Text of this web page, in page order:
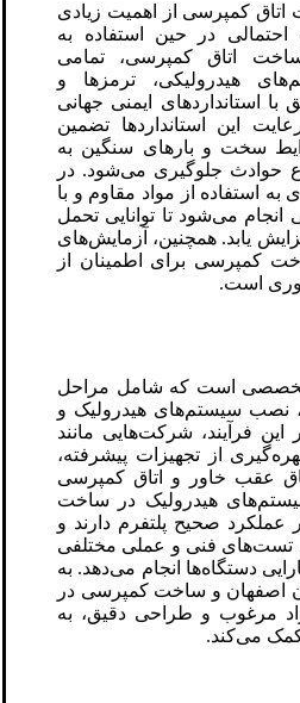
اتاق کمپرسی از اهمیت زیادی
در حین استفاده به
اتاق کمپرسی، تمامی
هیدرولیکی، ترمزها و
استانداردهای ایمنی جهانی
این استانداردها تضمین
سخت و بارهای سنگین به
حوادث جلوگیری می‌شود. در
استفاده از مواد مقاوم و با
انجام می‌شود تا توانایی تحمل
یابد. همچنین، آزمایش‌های
کمپرسی برای اطمینان از
است.
است که شامل مراحل
نصب سیستم‌های هیدرولیک و
فرآیند، شرکت‌هایی مانند
از تجهیزات پیشرفته،
عقب خاور و اتاق کمپرسی
هیدرولیک در ساخت
صحیح پلتفرم دارند و
تست‌های فنی و عملی مختلفی
دستگاه‌ها انجام می‌دهد. به
اصفهان و ساخت کمپرسی در
مرغوب و طراحی دقیق، به
کمک می‌کند.